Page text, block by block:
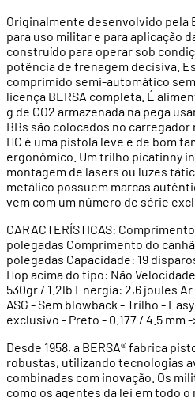
Originalmente desenvolvido pela
para uso militar e para aplicação
construído para operar sob
potência de frenagem decisiva.
comprimido semi-automático sem
licença BERSA completa. É
g de CO2 armazenada na pega
BBs são colocados no carregador
HC é uma pistola leve e de bom
ergonômico. Um trilho picatinny
montagem de lasers ou luzes
metálico possuem marcas
vem com um número de série
CARACTERÍSTICAS:
polegadas Comprimento do
polegadas Capacidade: 19
Hop acima do tipo: Não
530gr / 1.2lb Energia: 2,6 joules
ASG - Sem blowback - Trilho -
exclusivo - Preto - 0.177 / 4.5 mm
Desde 1958, a BERSA® fabrica
robustas, utilizando tecnologias
combinadas com inovação. Os
como os agentes da lei em todo o